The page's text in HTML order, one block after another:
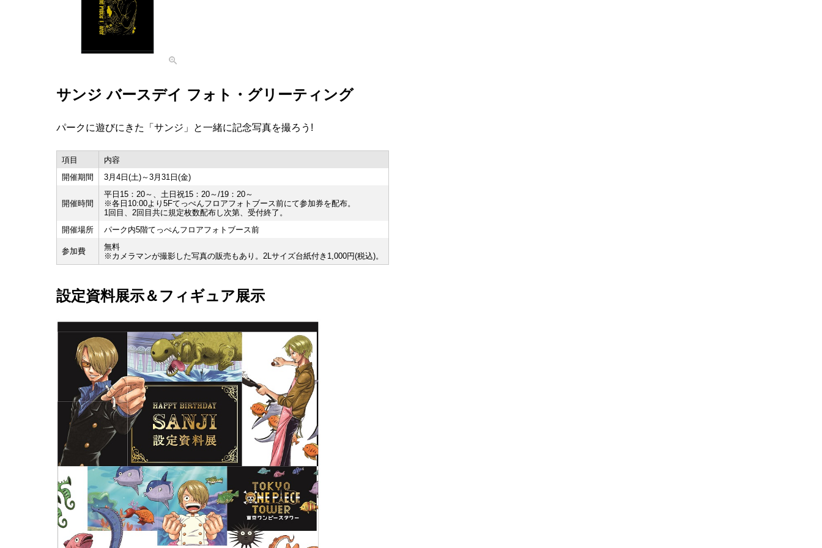
サンジ バースデイ フォト・グリーティング
パークに遊びにきた「サンジ」と一緒に記念写真を撮ろう!
項目
内容
開催期間
3月4日(土)～3月31日(金)
開催時間
平日15：20～、土日祝15：20～/19：20～
※各日10:00より5Fてっぺんフロアフォトブース前にて参加券を配布。
1回目、2回目共に規定枚数配布し次第、受付終了。
開催場所
パーク内5階てっぺんフロアフォトブース前
参加費
無料
※カメラマンが撮影した写真の販売もあり。2Lサイズ台紙付き1,000円(税込)。
設定資料展示＆フィギュア展示